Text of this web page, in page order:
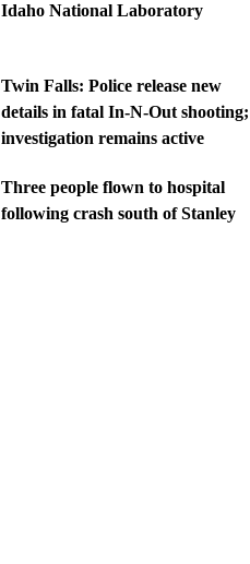
Idaho National Laboratory
Twin Falls: Police release new
details in fatal In-N-Out shooting;
investigation remains active
Three people flown to hospital
following crash south of Stanley